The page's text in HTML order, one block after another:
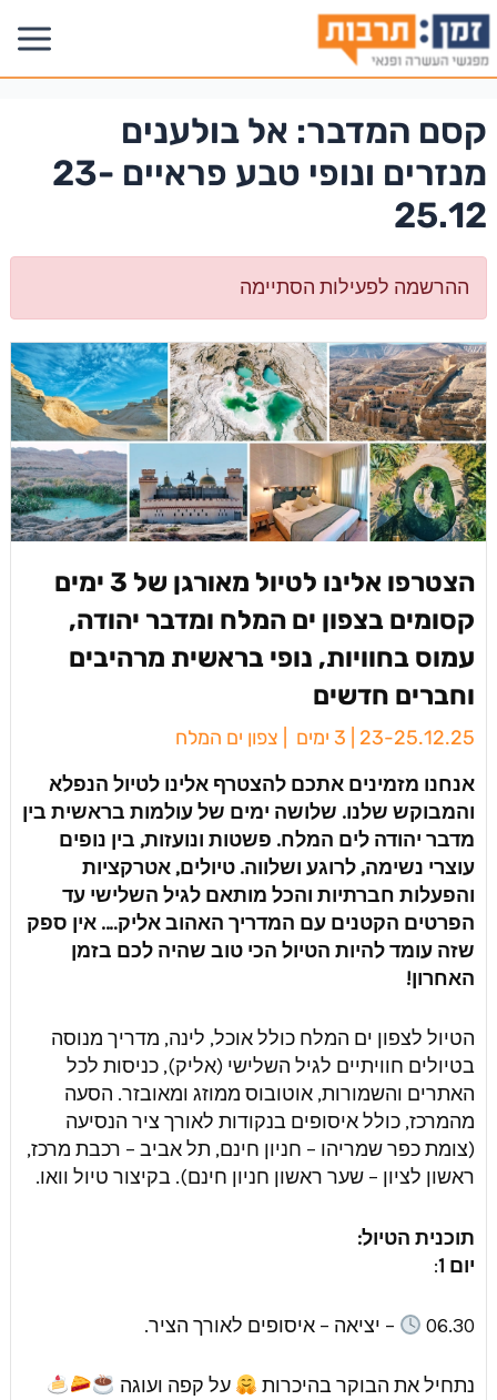
קסם המדבר: אל בולענים
מנזרים ונופי טבע פראיים 23-
25.12
ההרשמה לפעילות הסתיימה
הצטרפו אלינו לטיול מאורגן של 3 ימים
קסומים בצפון ים המלח ומדבר יהודה,
עמוס בחוויות, נופי בראשית מרהיבים
וחברים חדשים
23-25.12.25 | 3 ימים | צפון ים המלח
אנחנו מזמינים אתכם להצטרף אלינו לטיול הנפלא
והמבוקש שלנו. שלושה ימים של עולמות בראשית בין
מדבר יהודה לים המלח. פשטות ונועזות, בין נופים
עוצרי נשימה, לרוגע ושלווה. טיולים, אטרקציות
והפעלות חברתיות והכל מותאם לגיל השלישי עד
הפרטים הקטנים עם המדריך האהוב אליק…. אין ספק
שזה עומד להיות הטיול הכי טוב שהיה לכם בזמן
האחרון!
הטיול לצפון ים המלח כולל אוכל, לינה, מדריך מנוסה
בטיולים חוויתיים לגיל השלישי (אליק), כניסות לכל
האתרים והשמורות, אוטובוס ממוזג ומאובזר. הסעה
מהמרכז, כולל איסופים בנקודות לאורך ציר הנסיעה
(צומת כפר שמריהו – חניון חינם, תל אביב – רכבת מרכז,
ראשון לציון – שער ראשון חניון חינם). בקיצור טיול וואו.
תוכנית הטיול:
יום 1 :
06.30 – יציאה – איסופים לאורך הציר.
נתחיל את הבוקר בהיכרות
על קפה ועוגה